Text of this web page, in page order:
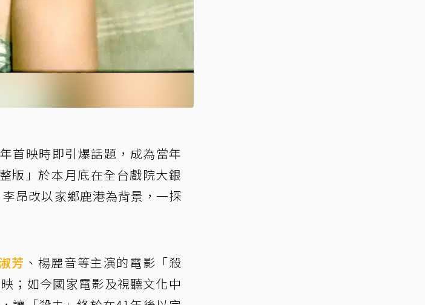
首映時即引爆話題，成為當年
版」於本月底在全台戲院大銀
昂改以家鄉鹿港為背景，一探
芳 、楊麗音等主演的電影「殺
；如今國家電影及視聽文化中